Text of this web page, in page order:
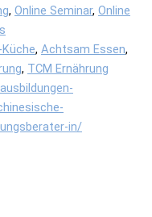
, Online Seminar, Online
, Achtsam Essen,
, TCM Ernährung
in/